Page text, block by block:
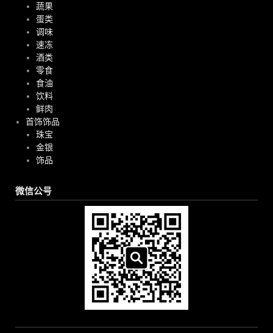
蔬果
蛋类
调味
速冻
酒类
零食
食油
饮料
鲜肉
首饰饰品
珠宝
金银
饰品
微信公号